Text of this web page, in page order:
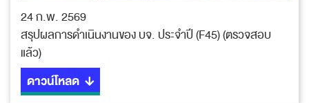
24 ก.พ. 2569
สรุปผลการดำเนินงานของ บจ. ประจำปี (F45) (ตรวจสอบ
แล้ว)
ดาวน์โหลด